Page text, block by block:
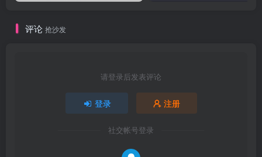
评论 抢沙发
请登录后发表评论
登录 注册
社交帐号登录